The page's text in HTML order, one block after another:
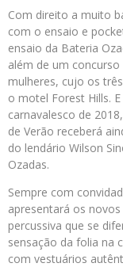
Com direito a muito
com o ensaio e
ensaio da Bateria
além de um
mulheres, cujo os
o motel Forest Hills.
carnavalesco de
de Verão receberá
do lendário Wilson
Ozadas.
Sempre com
apresentará os
percussiva que se
sensação da folia na
com vestuários